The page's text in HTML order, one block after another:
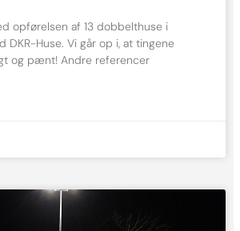
opførelsen af 13 dobbelthuse i
DKR-Huse. Vi går op i, at tingene
og pænt! Andre referencer